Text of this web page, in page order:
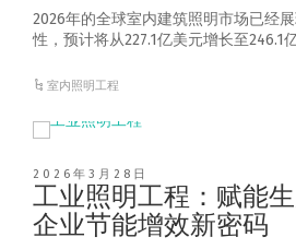
2026年的全球室内建筑照明市场已经
性，预计将从227.1亿美元增长至246.1
室内照明工程
2026年3月28日
工业照明工程：赋能
企业节能增效新密码